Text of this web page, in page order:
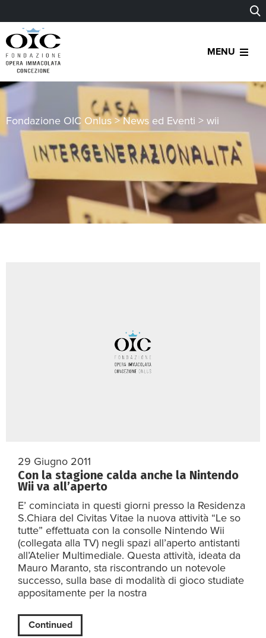
MENU
Fondazione OIC Onlus >News ed Eventi > wii
29 Giugno 2011
Con la stagione calda anche la Nintendo
Wii va all’aperto
E’ cominciata in questi giorni presso la Residenza
S.Chiara del Civitas Vitae la nuova attività “Le so
tutte” effettuata con la consolle Nintendo Wii
(collegata alla TV) negli spazi all’aperto antistanti
all’Atelier Multimediale. Questa attività, ideata da
Mauro Maranto, sta riscontrando un notevole
successo, sulla base di modalità di gioco studiate
appositamente per la nostra
Continued